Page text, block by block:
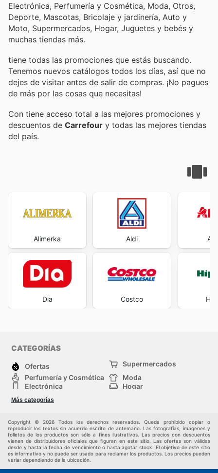
Electrónica, Perfumería y Cosmética, Moda, Otros,
Deporte, Mascotas, Bricolaje y jardinería, Auto y
Moto, Supermercados, Hogar, Juguetes y bebés y
muchas tiendas más.
tiene todas las promociones que estás buscando.
Tenemos nuevos catálogos todos los días, así que no
dejes de visitar antes de salir de compras. ¡No pagues
de más por las cosas que necesitas!
Con tiene acceso total a las mejores promociones y
descuentos de Carrefour y todas las mejores tiendas
del país.
Alimerka
Dia
Aldi
Costco
CATEGORÍAS
Ofertas
Supermercados
Perfumería y Cosmética
Moda
Electrónica
Hogar
Deporte
Juguetes y bebés
Más categorías
Copyright © 2026 Todos los derechos reservados. Queda prohibido copiar o
reproducir los textos sin acuerdo escrito de antemano. Las fotografías, imágenes y
folletos de los productos son sólo a fines ilustrativos. Las precios con descuentos
vienen de distribuidores oficiales que figuran en este sitio. Las ofertas son válidas
desde y hasta la fecha de vencimiento o hasta agotar stock. El objetivo de este sitio
es informativo y no puede ser usado para reclamar los productos. Los precios pueden
variar dependiendo de la ubicación.